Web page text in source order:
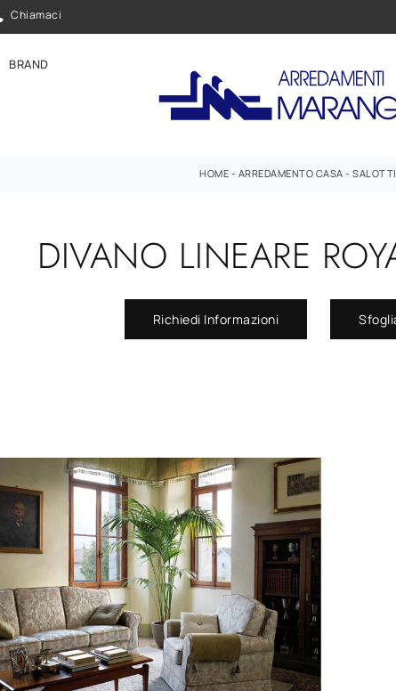
Chiamaci
BRAND
HOME - ARREDAMENTO CASA -SALOTTI
DIVANO LINEARE
Richiedi Informazioni